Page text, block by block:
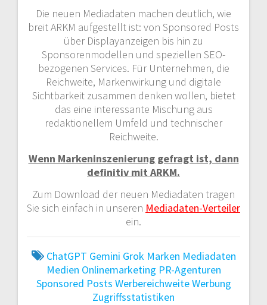
Die neuen Mediadaten machen deutlich, wie
breit ARKM aufgestellt ist: von Sponsored Posts
über Displayanzeigen bis hin zu
Sponsorenmodellen und speziellen SEO-
bezogenen Services. Für Unternehmen, die
Reichweite, Markenwirkung und digitale
Sichtbarkeit zusammen denken wollen, bietet
das eine interessante Mischung aus
redaktionellem Umfeld und technischer
Reichweite.
Wenn Markeninszenierung gefragt ist, dann
definitiv mit ARKM.
Zum Download der neuen Mediadaten tragen
Sie sich einfach in unseren Mediadaten-Verteiler
ein.
ChatGPT Gemini Grok Marken Mediadaten
Medien Onlinemarketing PR-Agenturen
Sponsored Posts WerbereichweiteWerbung
Zugriffsstatistiken